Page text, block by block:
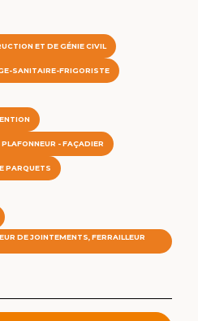
ET DE GÉNIE CIVIL
SANITAIRE-FRIGORISTE
- FAÇADIER
PARQUETS
DE JOINTEMENTS, FERRAILLEUR